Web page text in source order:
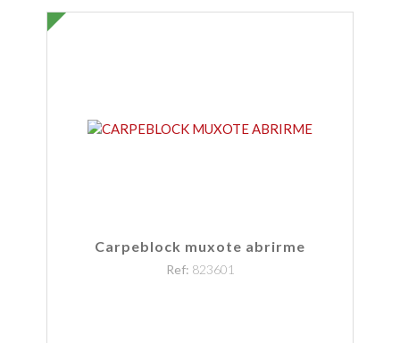
Carpeblock muxote abrirme
Ref: 823601